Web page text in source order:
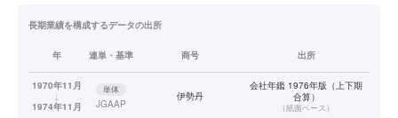
長期業績を構成するデータの出所
年 連単・基準 商号 出所
1970年11月
↓
1974年11月
単体
JGAAP
伊勢丹
会社年鑑 1976年版（上下期
合算）
（紙面ベース）